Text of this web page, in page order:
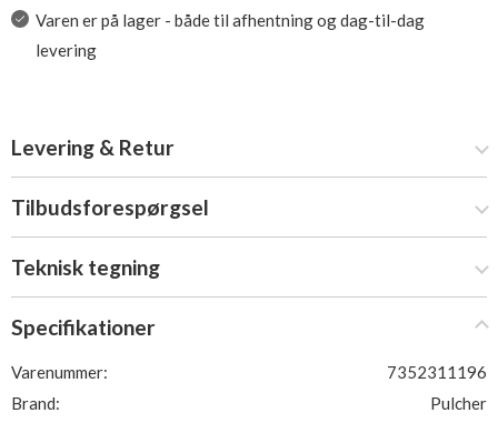
Varen er på lager - både til afhentning og dag-til-dag
levering
Levering & Retur
Tilbudsforespørgsel
Teknisk tegning
Specifikationer
Varenummer:
7352311196
Brand:
Pulcher